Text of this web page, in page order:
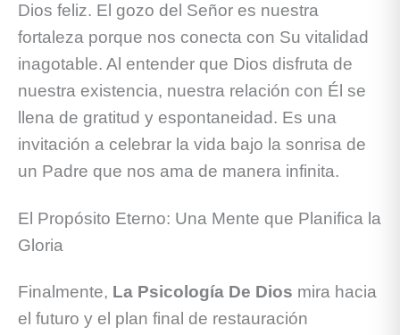
Dios feliz. El gozo del Señor es nuestra
fortaleza porque nos conecta con Su vitalidad
inagotable. Al entender que Dios disfruta de
nuestra existencia, nuestra relación con Él se
llena de gratitud y espontaneidad. Es una
invitación a celebrar la vida bajo la sonrisa de
un Padre que nos ama de manera infinita.
El Propósito Eterno: Una Mente que Planifica la
Gloria
Finalmente, La Psicología De Dios mira hacia
el futuro y el plan final de restauración